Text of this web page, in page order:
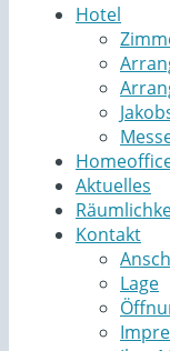
Hotel
Aktuelles
Kontakt
Lage